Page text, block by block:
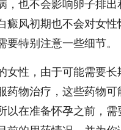
，也不会影响卵子排出
癜风初期也不会对女性
要特别注意一些细节。
女性，由于可能需要长
药物治疗，这些药物可
以在准备怀孕之前，需